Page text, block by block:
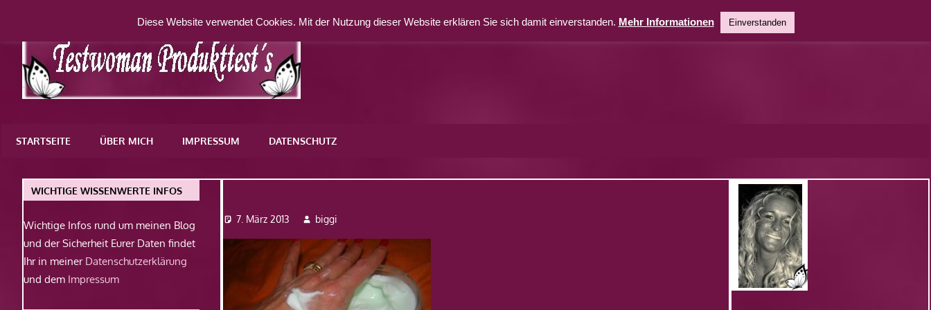
springen
WordPress-
STARTSEITE ÜBER MICH IMPRESSUM DATENSCHUTZ
7. März 2013 biggi
WICHTIGE WISSENWERTE INFOS
Wichtige Infos rund um meinen Blog
und der Sicherheit Eurer Daten findet
Ihr in meiner Datenschutzerklärung
und dem Impressum
Diese Website verwendet Cookies. Mit der Nutzung dieser Website erklären Sie sich damit einverstanden. Mehr Informationen Einverstanden